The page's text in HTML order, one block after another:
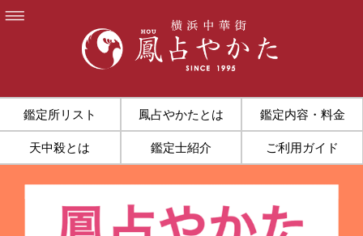
鑑定所リスト 鳳占やかたとは 鑑定内容・料金
天中殺とは 鑑定士紹介 ご利用ガイド